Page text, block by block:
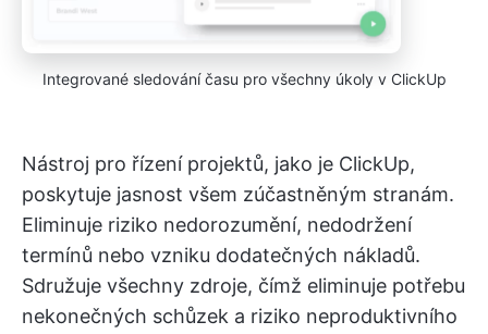
Integrované sledování času pro všechny úkoly v ClickUp
Nástroj pro řízení projektů, jako je ClickUp,
poskytuje jasnost všem zúčastněným stranám.
Eliminuje riziko nedorozumění, nedodržení
termínů nebo vzniku dodatečných nákladů.
Sdružuje všechny zdroje, čímž eliminuje potřebu
nekonečných schůzek a riziko neproduktivního